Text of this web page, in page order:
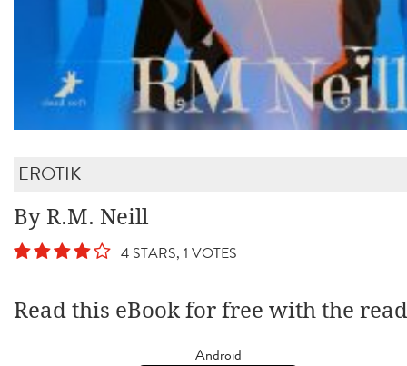
EROTIK
By R.M. Neill
4 STARS, 1 VOTES
Read this eBook for free with the
Android